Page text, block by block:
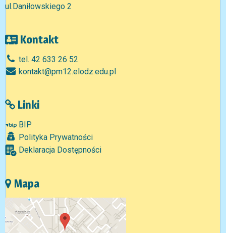
ul.Daniłowskiego 2
Kontakt
tel. 42 633 26 52
kontakt@pm12.elodz.edu.pl
Linki
BIP
Polityka Prywatności
Deklaracja Dostępności
Mapa